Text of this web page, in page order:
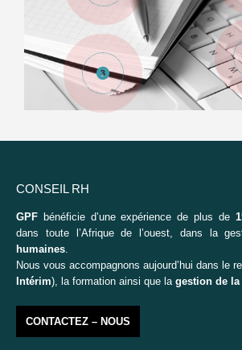
CONSEIL RH
GPF bénéficie d’une expérience de plus de
dans toute l’Afrique de l’ouest, dans la
humaines.
Nous vous accompagnons aujourd’hui dans le
Intérim), la formation ainsi que la gestion de la
CONTACTEZ – NOUS